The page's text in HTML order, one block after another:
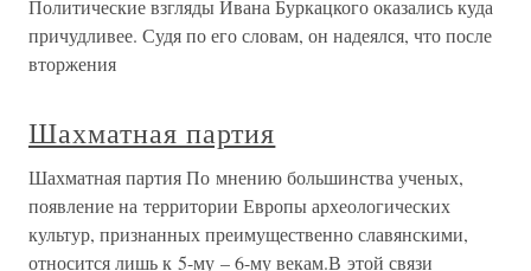
Политические взгляды Ивана Буркацкого оказались куда
причудливее. Судя по его словам, он надеялся, что после
вторжения
Шахматная партия
Шахматная партия По мнению большинства ученых,
появление на территории Европы археологических
культур, признанных преимущественно славянскими,
относится лишь к 5-му – 6-му векам.В этой связи